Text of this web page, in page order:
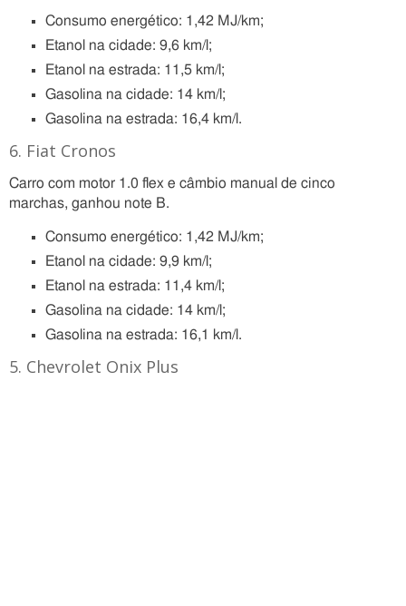
Consumo energético: 1,42 MJ/km;
Etanol na cidade: 9,6 km/l;
Etanol na estrada: 11,5 km/l;
Gasolina na cidade: 14 km/l;
Gasolina na estrada: 16,4 km/l.
6. Fiat Cronos
Carro com motor 1.0 flex e câmbio manual de cinco
marchas, ganhou note B.
Consumo energético: 1,42 MJ/km;
Etanol na cidade: 9,9 km/l;
Etanol na estrada: 11,4 km/l;
Gasolina na cidade: 14 km/l;
Gasolina na estrada: 16,1 km/l.
5. Chevrolet Onix Plus